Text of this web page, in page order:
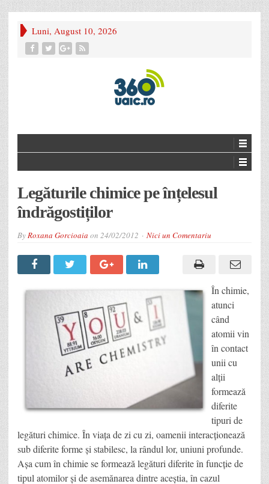
Luni, August 10, 2026
Legăturile chimice pe înțelesul
îndrăgostiților
ByRoxana Gorcioaia on 24/02/2012 Nici un Comentariu
În chimie,
atunci
când
atomii vin
în contact
unii cu
alții
formează
diferite
tipuri de
legături chimice. În viața de zi cu zi, oamenii interacționează
sub diferite forme și stabilesc, la rândul lor, uniuni profunde.
Așa cum în chimie se formează legături diferite în funcție de
tipul atomilor și de asemănarea dintre aceștia, în cazul